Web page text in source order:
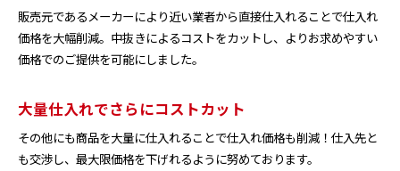
販売元であるメーカーにより近い業者から直接仕入れることで仕入れ
価格を大幅削減。中抜きによるコストをカットし、よりお求めやすい
価格でのご提供を可能にしました。
大量仕入れでさらにコストカット
その他にも商品を大量に仕入れることで仕入れ価格も削減！仕入先と
も交渉し、最大限価格を下げれるように努めております。